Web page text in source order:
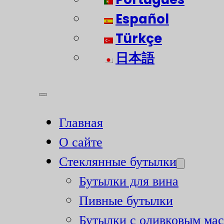
Español
Türkçe
日本語
Главная
О сайте
Стеклянные бутылки
Бутылки для вина
Пивные бутылки
Бутылки с оливковым